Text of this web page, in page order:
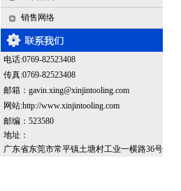
销售网络
电话:0769-82523408
传真:0769-82523408
邮箱： gavin.xing@xinjintooling.com
网站:http://www.xinjintooling.com
邮编：523580
地址：
广东省东莞市常平镇土塘村工业一横路36号